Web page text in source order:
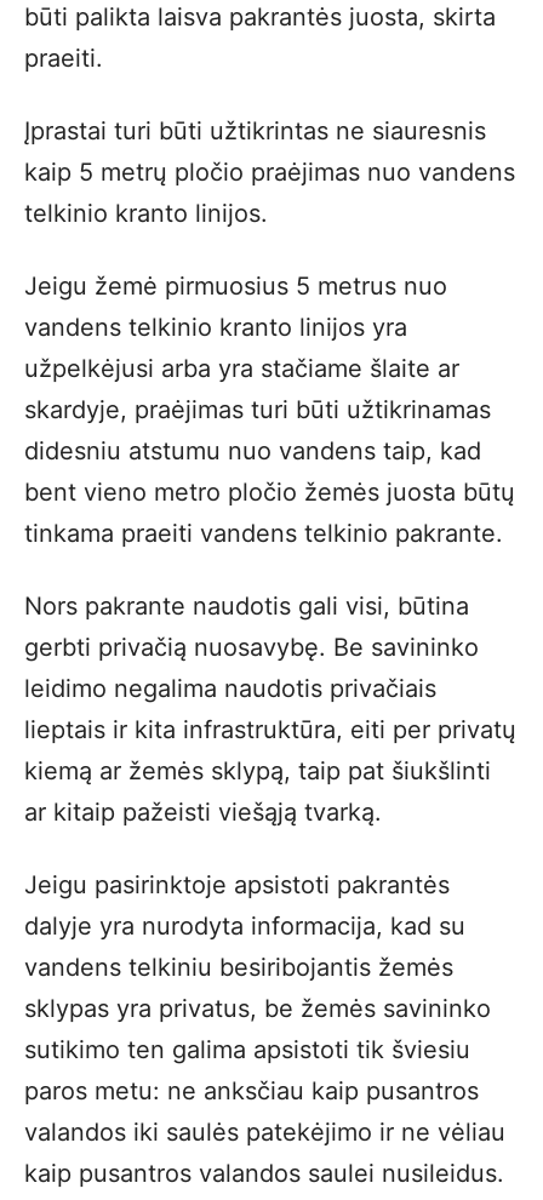
būti palikta laisva pakrantės juosta, skirta
praeiti.
Įprastai turi būti užtikrintas ne siauresnis
kaip 5 metrų pločio praėjimas nuo vandens
telkinio kranto linijos.
Jeigu žemė pirmuosius 5 metrus nuo
vandens telkinio kranto linijos yra
užpelkėjusi arba yra stačiame šlaite ar
skardyje, praėjimas turi būti užtikrinamas
didesniu atstumu nuo vandens taip, kad
bent vieno metro pločio žemės juosta būtų
tinkama praeiti vandens telkinio pakrante.
Nors pakrante naudotis gali visi, būtina
gerbti privačią nuosavybę. Be savininko
leidimo negalima naudotis privačiais
lieptais ir kita infrastruktūra, eiti per privatų
kiemą ar žemės sklypą, taip pat šiukšlinti
ar kitaip pažeisti viešąją tvarką.
Jeigu pasirinktoje apsistoti pakrantės
dalyje yra nurodyta informacija, kad su
vandens telkiniu besiribojantis žemės
sklypas yra privatus, be žemės savininko
sutikimo ten galima apsistoti tik šviesiu
paros metu: ne anksčiau kaip pusantros
valandos iki saulės patekėjimo ir ne vėliau
kaip pusantros valandos saulei nusileidus.